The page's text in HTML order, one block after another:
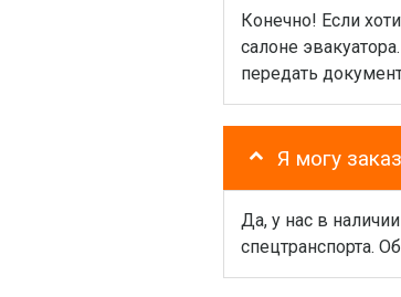
Конечно! Если
салоне
передать
Я могу
Да, у нас в
спецтранспорта.